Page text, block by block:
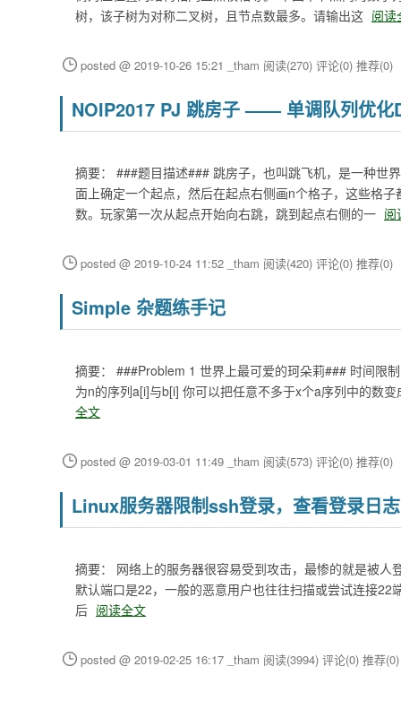
树，该子树为对称二叉树，且节点数最多。请输出这 阅读
posted @ 2019-10-26 15:21 _tham 阅读(270) 评论(0) 推荐(0)
NOIP2017 PJ 跳房子 —— 单调队列优化
摘要： ###题目描述### 跳房子，也叫跳飞机，是一种世
面上确定一个起点，然后在起点右侧画n个格子，这些格
数。玩家第一次从起点开始向右跳，跳到起点右侧的一 阅
posted @ 2019-10-24 11:52 _tham 阅读(420) 评论(0) 推荐(0)
Simple 杂题练手记
摘要： ###Problem 1 世界上最可爱的珂朵莉### 时间限
为n的序列a[i]与b[i] 你可以把任意不多于x个a序列中的数
全文
posted @ 2019-03-01 11:49 _tham 阅读(573) 评论(0) 推荐(0)
Linux服务器限制ssh登录，查看登录日志
摘要： 网络上的服务器很容易受到攻击，最惨的就是被
默认端口是22，一般的恶意用户也往往扫描或尝试连接
后 阅读全文
posted @ 2019-02-25 16:17 _tham 阅读(3994) 评论(0) 推荐(0)